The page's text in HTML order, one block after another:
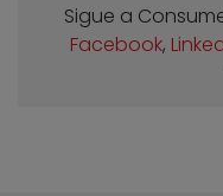
Sigue a
Facebook,